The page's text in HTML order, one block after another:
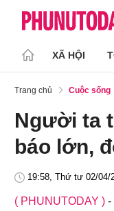
XÃ HỘI
Trang chủ Cuộc sống
Người ta
báo lớn,
19:58, Thứ tư 02/04/
( PHUNUTODAY ) -